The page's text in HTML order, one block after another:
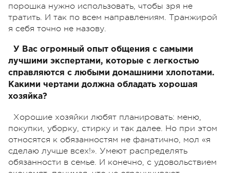
порошка нужно использовать, чтобы зря не
тратить. И так по всем направлениям. Транжирой
я себя точно не назову.
У Вас огромный опыт общения с самыми
лучшими экспертами, которые с легкостью
справляются с любыми домашними хлопотами.
Какими чертами должна обладать хорошая
хозяйка?
Хорошие хозяйки любят планировать: меню,
покупки, уборку, стирку и так далее. Но при этом
относятся к обязанностям не фанатично, мол «я
сделаю лучше всех!». Умеют распределять
обязанности в семье. И конечно, с удовольствием